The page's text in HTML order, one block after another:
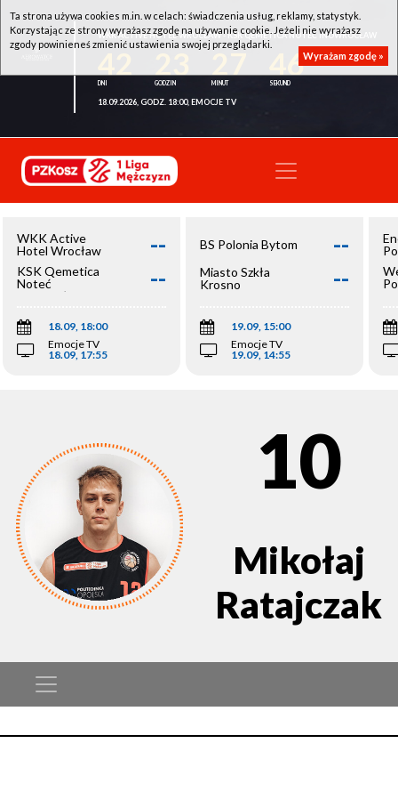
WKK ACTIVE HOTEL WROCŁAW - KSK QEMETICA NOTEĆ INOWROCŁAW
46
18.09.2026, GODZ. 18:00, EMOCJE TV
WKK Active
Hotel Wrocław
--
KSK Qemetica
Noteć
Inowrocław
--
18.09, 18:00
Emocje TV
18.09, 17:55
BS Polonia Bytom --
Miasto Szkła
Krosno
--
19.09, 15:00
Emocje TV
19.09, 14:55
10
Mikołaj
Ratajczak
Ta strona używa cookies m.in. w celach: świadczenia usług, reklamy, statystyk.
Korzystając ze strony wyrażasz zgodę na używanie cookie. Jeżeli nie wyrażasz
zgody powinieneś zmienić ustawienia swojej przeglądarki.
Wyrażam zgodę »